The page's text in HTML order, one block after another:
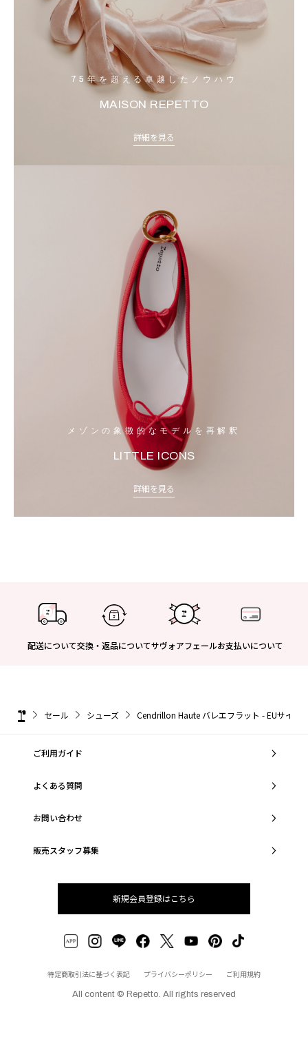
75年を超える卓越したノウハウ
MAISON REPETTO
詳細を見る
メゾンの象徴的なモデルを再解釈
LITTLE ICONS
詳細を見る
配送について交換・返品についてサヴォアフェールお支払いについて
セール シューズ Cendrillon Haute バレエフラット - EUサイズ
ご利用ガイド
よくある質問
お問い合わせ
販売スタッフ募集
新規会員登録はこちら
特定商取引法に基づく表記 プライバシーポリシー ご利用規約
All content © Repetto. All rights reserved